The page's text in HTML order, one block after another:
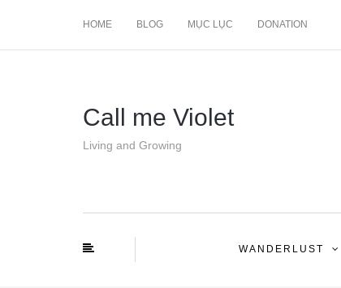
HOME BLOG MỤC LỤC DONATION
Call me Violet
Living and Growing
WANDERLUST